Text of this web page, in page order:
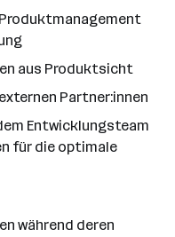
aus Produktsicht
Partner:innen
Entwicklungsteam
für die optimale
während deren